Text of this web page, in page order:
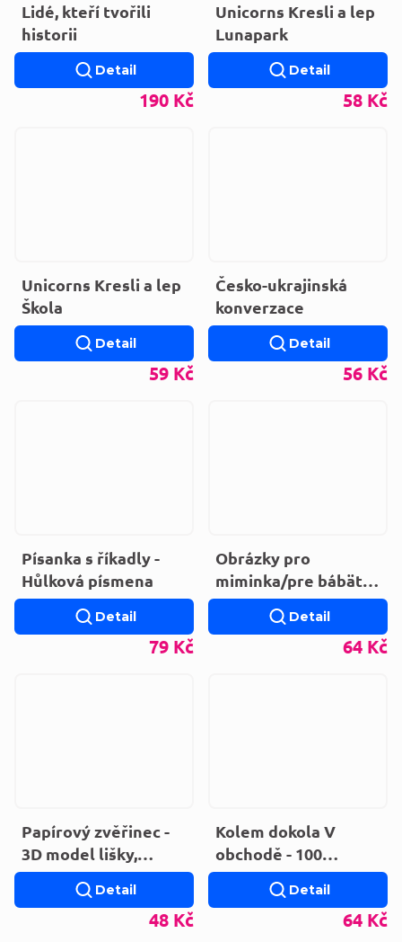
Lidé, kteří tvořili
historii
190 Kč
Detail
Unicorns Kresli a lep
Lunapark
58 Kč
Detail
Unicorns Kresli a lep
Škola
59 Kč
Detail
Česko-ukrajinská
konverzace
56 Kč
Detail
Písanka s říkadly -
Hůlková písmena
79 Kč
Detail
Obrázky pro
miminka/pre bábätká
- Mňau
64 Kč
Detail
Papírový zvěřinec -
3D model lišky,
jelena, surikaty a
medvědí rodinky
48 Kč
Detail
Kolem dokola V
obchodě - 100
nových slov
64 Kč
Detail